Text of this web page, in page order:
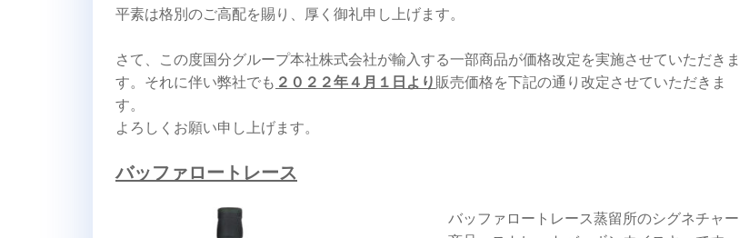
平素は格別のご高配を賜り、厚く御礼申し上げます。
さて、この度国分グループ本社株式会社が輸入する一部商品が価格改定を実施させていただきま
す。それに伴い弊社でも ２０２２年４月１日より販売価格を下記の通り改定させていただきま
す。
よろしくお願い申し上げます。
バッファロートレース
バッファロートレース蒸留所のシグネチャー